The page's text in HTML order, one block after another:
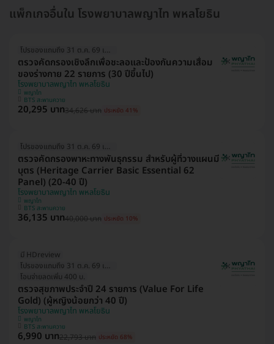
แพ็กเกจอื่นใน โรงพยาบาลพญาไท พหลโยธิน
โปรของแถมถึง 31 ต.ค. 69 เท่านั้น!
ตรวจคัดกรองเชิงลึกเพื่อชะลอและป้องกันความเสื่อม
ของร่างกาย 22 รายการ (30 ปีขึ้นไป)
โรงพยาบาลพญาไท พหลโยธิน
พญาไท
BTS สะพานควาย
20,295 บาท34,626 บาท ประหยัด 41%
โปรของแถมถึง 31 ต.ค. 69 เท่านั้น!
ตรวจคัดกรองพาหะทางพันธุกรรม สำหรับผู้ที่วางแผนมี
บุตร (Heritage Carrier Basic Essential 62
Panel) (20-40 ปี)
โรงพยาบาลพญาไท พหลโยธิน
พญาไท
BTS สะพานควาย
36,135 บาท40,000 บาท ประหยัด 10%
มี HDreview
โปรของแถมถึง 31 ต.ค. 69 เท่านั้น!
โอนจ่ายลดเพิ่ม 400 บ.
ตรวจสุขภาพประจำปี 24 รายการ (Value For Life
Gold) (ผู้หญิงน้อยกว่า 40 ปี)
โรงพยาบาลพญาไท พหลโยธิน
พญาไท
BTS สะพานควาย
6,990 บาท22,793 บาท ประหยัด 68%